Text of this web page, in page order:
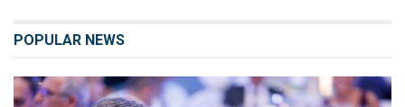
POPULAR NEWS